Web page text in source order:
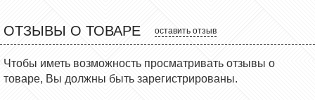
ОТЗЫВЫ О ТОВАРЕ оставить отзыв
Чтобы иметь возможность просматривать отзывы о
товаре, Вы должны быть зарегистрированы.